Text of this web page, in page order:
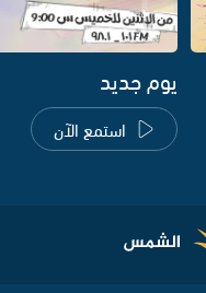
يوم جديد
استمع الآن